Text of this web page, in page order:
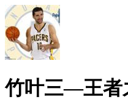
竹叶三—王者